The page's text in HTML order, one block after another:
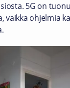
5G on
vaikka ohjelmia